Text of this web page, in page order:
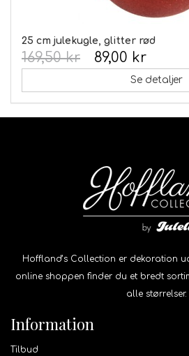
25 cm julekugle, glitter rød
89,00 kr
169,50 kr
Se detaljer
Hoffland’s Collection er dekoration
online shoppen finder du et bredt
alle størrelser.
Information
Tilbud